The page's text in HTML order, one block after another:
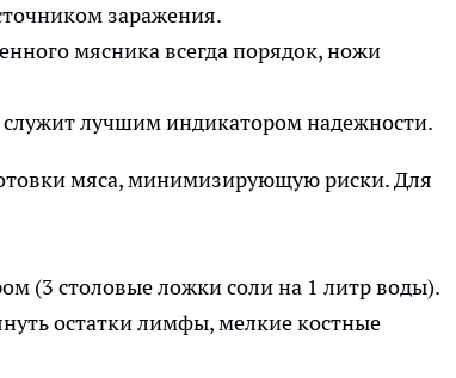
заражения.
мясника всегда порядок, ножи
служит лучшим индикатором надежности.
мяса, минимизирующую риски. Для
(3 столовые ложки соли на 1 литр воды).
остатки лимфы, мелкие костные